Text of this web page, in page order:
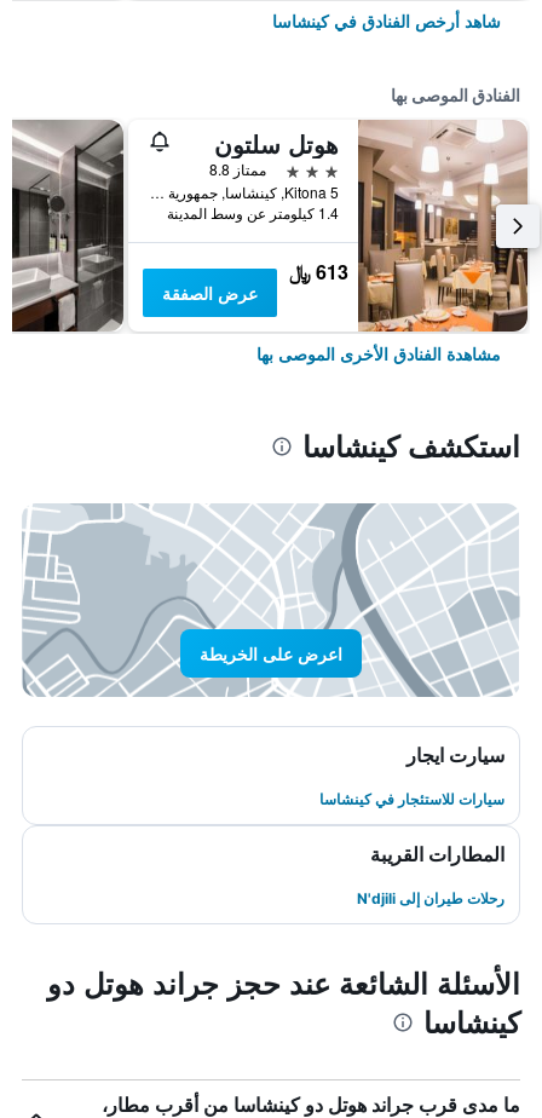
شاهد أرخص الفنادق في كينشاسا
الفنادق الموصى بها
هوتل سلتون
3 نجوم
ممتاز 8.8
Kitona 5, كينشاسا, جمهورية الكونغو الديموقراطية
1.4 كيلومتر عن وسط المدينة
613 ﷼
عرض الصفقة
مشاهدة الفنادق الأخرى الموصى بها
استكشف كينشاسا
اعرض على الخريطة
سيارت ايجار
سيارات للاستئجار في كينشاسا
المطارات القريبة
رحلات طيران إلى N'djili
الأسئلة الشائعة عند حجز جراند هوتل دو
كينشاسا
ما مدى قرب جراند هوتل دو كينشاسا من أقرب مطار،